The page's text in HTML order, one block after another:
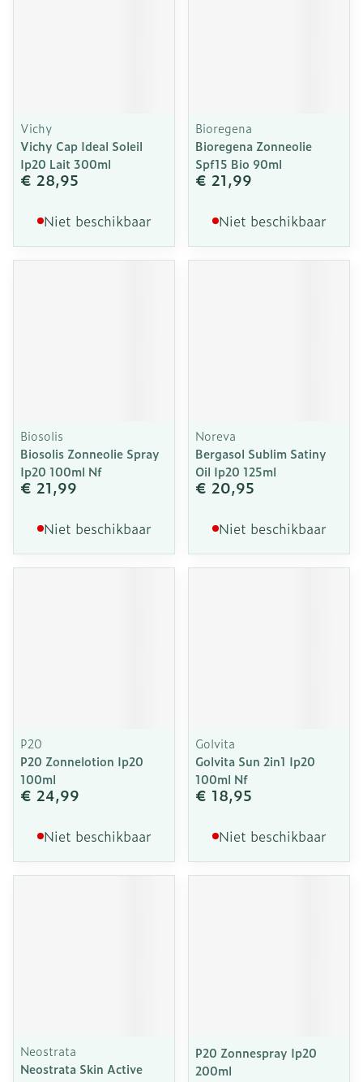
Vichy
Vichy Cap Ideal Soleil
Ip20 Lait 300ml
€ 28,95
Niet beschikbaar
Bioregena
Bioregena Zonneolie
Spf15 Bio 90ml
€ 21,99
Niet beschikbaar
Biosolis
Biosolis Zonneolie Spray
Ip20 100ml Nf
€ 21,99
Niet beschikbaar
Noreva
Bergasol Sublim Satiny
Oil Ip20 125ml
€ 20,95
Niet beschikbaar
P20
P20 Zonnelotion Ip20
100ml
€ 24,99
Niet beschikbaar
Golvita
Golvita Sun 2in1 Ip20
100ml Nf
€ 18,95
Niet beschikbaar
Neostrata
Neostrata Skin Active
P20 Zonnespray Ip20
200ml